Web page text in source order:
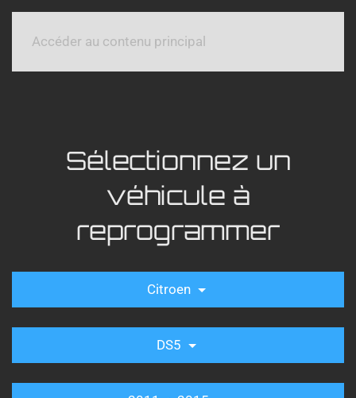
Accéder au contenu principal
Sélectionnez un
véhicule à
reprogrammer
Citroen
DS5